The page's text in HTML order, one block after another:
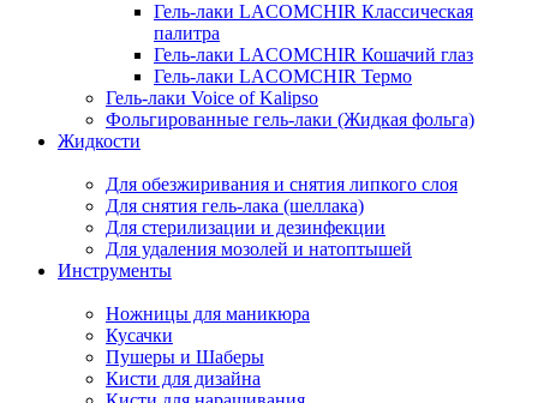
Гель-лаки LACOMCHIR Классическая
палитра
Гель-лаки LACOMCHIR Кошачий глаз
Гель-лаки LACOMCHIR Термо
Гель-лаки Voice of Kalipso
Фольгированные гель-лаки (Жидкая фольга)
Жидкости
Для обезжиривания и снятия липкого слоя
Для снятия гель-лака (шеллака)
Для стерилизации и дезинфекции
Для удаления мозолей и натоптышей
Инструменты
Ножницы для маникюра
Кусачки
Пушеры и Шаберы
Кисти для дизайна